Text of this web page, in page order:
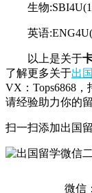
生物
英语
以上是关于
了解更多关于出
VX：Tops6868
请经验助力你的
扫一扫添加出国
微信